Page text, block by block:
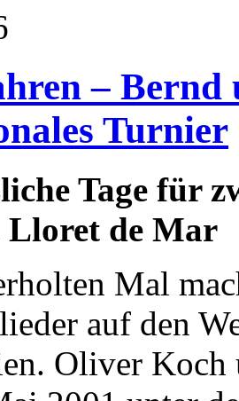
–
Turnier
Tage für
de Mar
Mal
auf den
Oliver Koch